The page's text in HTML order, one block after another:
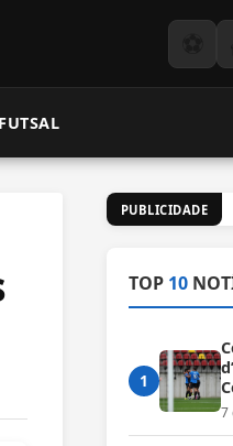
FUTSAL
PUBLICIDADE
TOP 10
1
7